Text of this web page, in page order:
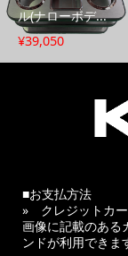
ル(ナローボデ...
¥39,050
■お支払方法
» クレジットカ
画像に記載のある
ンドが利用できま